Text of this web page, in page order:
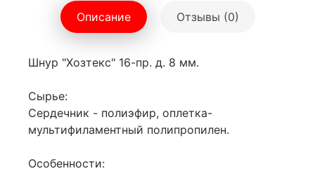
Описание Отзывы (0)
Шнур "Хозтекс" 16-пр. д. 8 мм.
Сырье:
Сердечник - полиэфир, оплетка-
мультифиламентный полипропилен.
Особенности: